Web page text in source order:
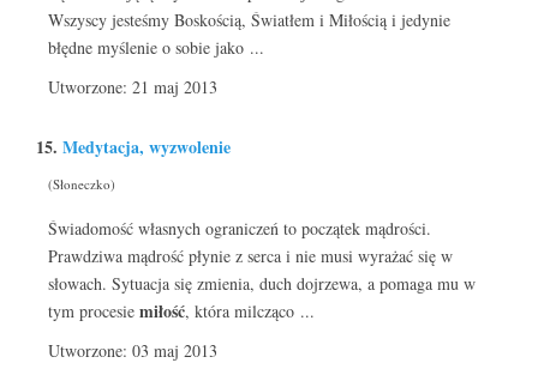
Wszyscy jesteśmy Boskością, Światłem i Miłością i jedynie
błędne myślenie o sobie jako ...
Utworzone: 21 maj 2013
15. Medytacja, wyzwolenie
(Słoneczko)
Świadomość własnych ograniczeń to początek mądrości.
Prawdziwa mądrość płynie z serca i nie musi wyrażać się w
słowach. Sytuacja się zmienia, duch dojrzewa, a pomaga mu w
tym procesie miłość, która milcząco ...
Utworzone: 03 maj 2013